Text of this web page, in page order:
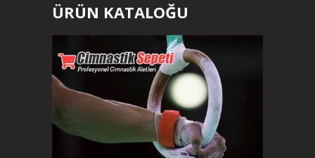
ÜRÜN KATALOĞU